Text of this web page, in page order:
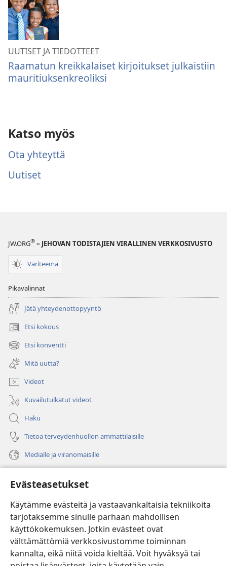
Evästeasetukset
Käytämme evästeitä ja vastaavankaltaisia tekniikoita
tarjotaksemme sinulle parhaan mahdollisen
käyttökokemuksen. Jotkin evästeet ovat
välttämättömiä verkkosivustomme toiminnan
kannalta, eikä niitä voida kieltää. Voit hyväksyä tai
UUTISET JA TIEDOTTEET
Raamatun kreikkalaiset kirjoitukset julkaistiin
mauritiuksenkreoliksi
Katso myös
Ota yhteyttä
Uutiset
JW.ORG® – JEHOVAN TODISTAJIEN VIRALLINEN VERKKOSIVUSTO
Väriteema
Pikavalinnat
Jätä yhteydenottopyyntö
Etsi kokous
(avaa
uuden
ikkunan)
Etsi konventti
(avaa
uuden
ikkunan)
Mitä uutta?
Videot
Kuvailutulkatut videot
Haku
Tietoa terveydenhuollon ammattilaisille
Medialle ja viranomaisille
(avaa
uuden
ikkunan)Vartiotornin VERKKOKIRJASTO
(avaa
uuden
ikkunan)JW Hub ®
(avaa
uuden